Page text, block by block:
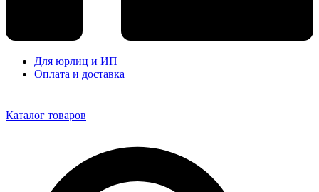
Для юрлиц и ИП
Оплата и доставка
Каталог товаров